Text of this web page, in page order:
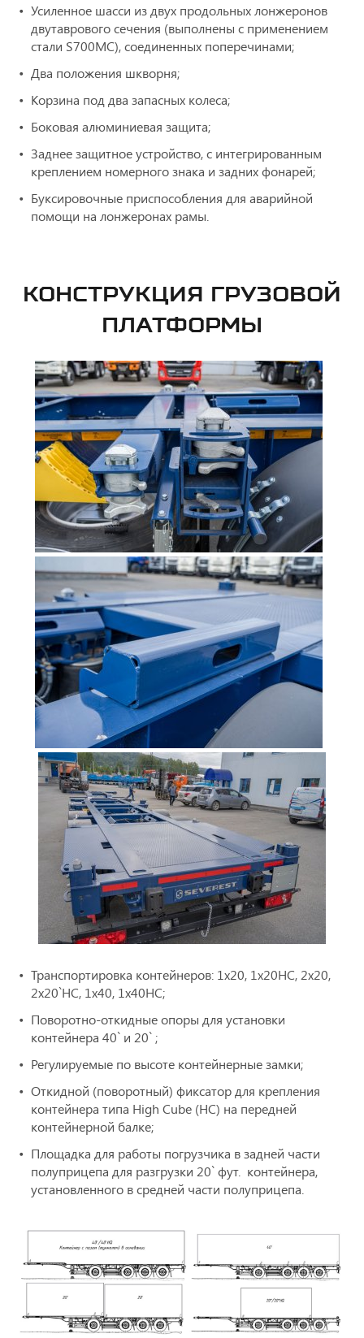
Усиленное шасси из двух продольных лонжеронов
двутаврового сечения (выполнены с применением
стали S700MC), соединенных поперечинами;
Два положения шкворня;
Корзина под два запасных колеса;
Боковая алюминиевая защита;
Заднее защитное устройство, с интегрированным
креплением номерного знака и задних фонарей;
Буксировочные приспособления для аварийной
помощи на лонжеронах рамы.
КОНСТРУКЦИЯ ГРУЗОВОЙ
ПЛАТФОРМЫ
Транспортировка контейнеров: 1х20, 1х20HC, 2х20,
2х20`HC, 1х40, 1х40HC;
Поворотно-откидные опоры для установки
контейнера 40` и 20` ;
Регулируемые по высоте контейнерные замки;
Откидной (поворотный) фиксатор для крепления
контейнера типа High Cube (HC) на передней
контейнерной балке;
Площадка для работы погрузчика в задней части
полуприцепа для разгрузки 20` фут. контейнера,
установленного в средней части полуприцепа.